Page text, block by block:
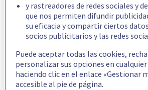
y rastreadores de redes sociales y
que nos permiten difundir
su eficacia y compartir ciertos
socios publicitarios y las redes
Puede aceptar todas las cookies,
personalizar sus opciones en
haciendo clic en el enlace «Gestionar
accesible al pie de página.